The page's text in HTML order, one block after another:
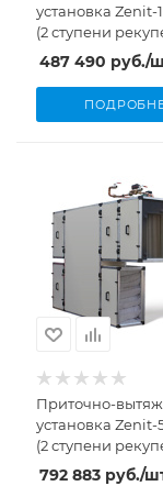
установка Zenit-
(2 ступени
1000 м³/ч, 0,68
487 490 руб./
Приточно-
установка Zenit-
(2 ступени
5000 м³/ч, 3,6 кВт)
792 883 руб./